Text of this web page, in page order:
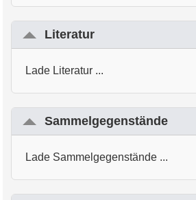
Literatur
Lade Literatur ...
Sammelgegenstände
Lade Sammelgegenstände ...